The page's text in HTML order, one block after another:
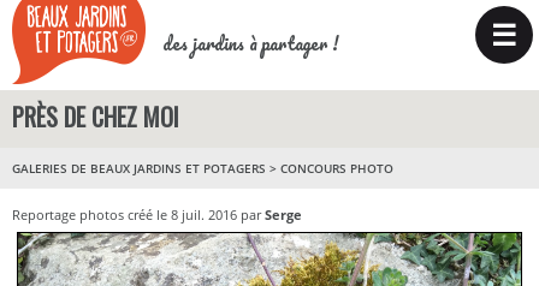
des jardins à partager ! ☰
PRÈS DE CHEZ MOI
GALERIES DE BEAUX JARDINS ET POTAGERS > CONCOURS PHOTO
Reportage photos créé le 8 juil. 2016 parSerge